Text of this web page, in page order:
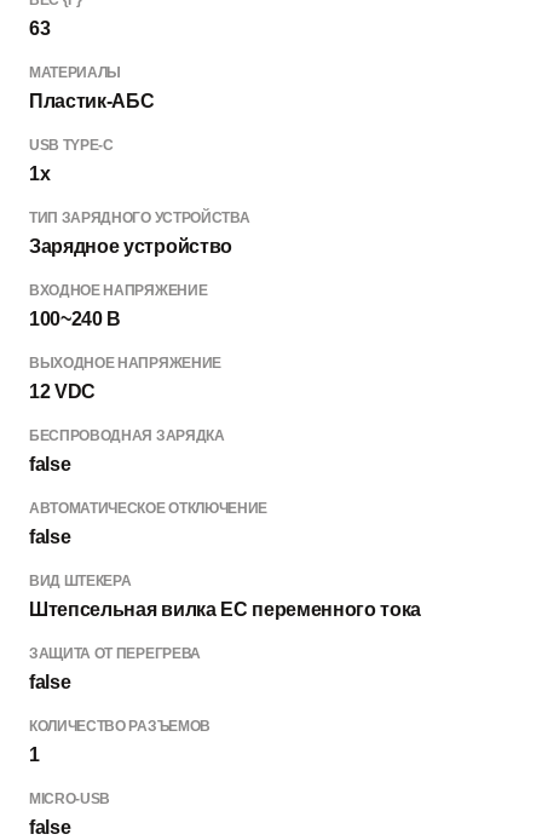
63
МАТЕРИАЛЫ
Пластик-АБС
USB TYPE-C
1x
ТИП ЗАРЯДНОГО УСТРОЙСТВА
Зарядное устройство
ВХОДНОЕ НАПРЯЖЕНИЕ
100~240 В
ВЫХОДНОЕ НАПРЯЖЕНИЕ
12 VDC
БЕСПРОВОДНАЯ ЗАРЯДКА
false
АВТОМАТИЧЕСКОЕ ОТКЛЮЧЕНИЕ
false
ВИД ШТЕКЕРА
Штепсельная вилка ЕС переменного тока
ЗАЩИТА ОТ ПЕРЕГРЕВА
false
КОЛИЧЕСТВО РАЗЪЕМОВ
1
MICRO-USB
false